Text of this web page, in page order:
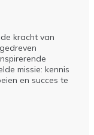
kracht van
missie: kennis
en succes te